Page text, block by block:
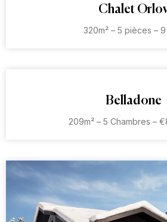
Chalet
320m² – 5 pièces –
Belladone
209m² – 5 Chambres –